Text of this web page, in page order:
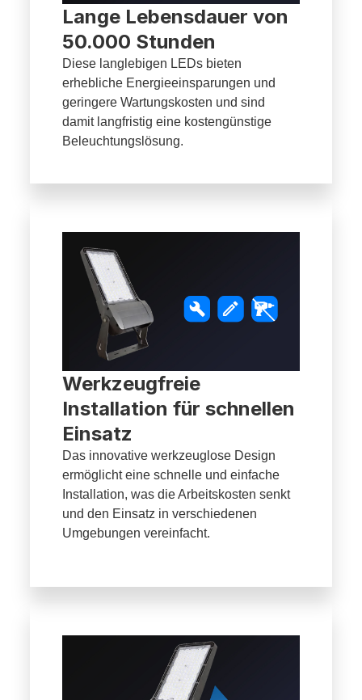
Lange Lebensdauer von
50.000 Stunden
Diese langlebigen LEDs bieten
erhebliche Energieeinsparungen und
geringere Wartungskosten und sind
damit langfristig eine kostengünstige
Beleuchtungslösung.
Werkzeugfreie
Installation für schnellen
Einsatz
Das innovative werkzeuglose Design
ermöglicht eine schnelle und einfache
Installation, was die Arbeitskosten senkt
und den Einsatz in verschiedenen
Umgebungen vereinfacht.